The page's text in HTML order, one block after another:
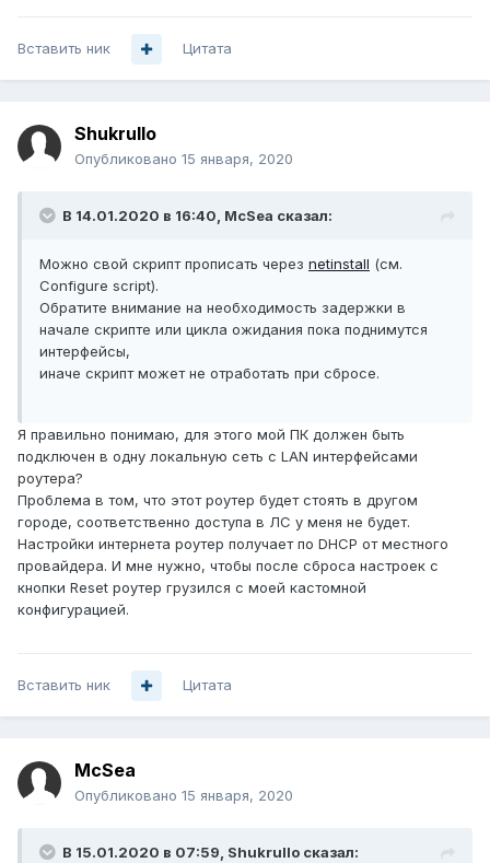
Вставить ник Цитата
Shukrullo
Опубликовано 15 января, 2020
В 14.01.2020 в 16:40, McSea сказал:
Можно свой скрипт прописать через netinstall (см.
Configure script).
Обратите внимание на необходимость задержки в
начале скрипте или цикла ожидания пока поднимутся
интерфейсы,
иначе скрипт может не отработать при сбросе.
Я правильно понимаю, для этого мой ПК должен быть
подключен в одну локальную сеть с LAN интерфейсами
роутера?
Проблема в том, что этот роутер будет стоять в другом
городе, соответственно доступа в ЛС у меня не будет.
Настройки интернета роутер получает по DHCP от местного
провайдера. И мне нужно, чтобы после сброса настроек с
кнопки Reset роутер грузился с моей кастомной
конфигурацией.
Вставить ник Цитата
McSea
Опубликовано 15 января, 2020
В 15.01.2020 в 07:59, Shukrullo сказал: